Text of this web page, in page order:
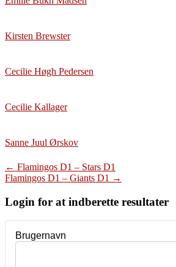
Kirsten Brewster
Cecilie Høgh Pedersen
Cecilie Kallager
Sanne Juul Ørskov
Post
navigation
← Flamingos D1 – Stars D1
Flamingos D1 – Giants D1 →
Login for at indberette resultater
Brugernavn